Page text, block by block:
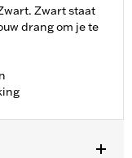
Zwart staat
drang om je te